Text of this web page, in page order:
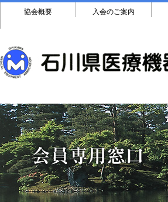
協会概要 入会のご案内